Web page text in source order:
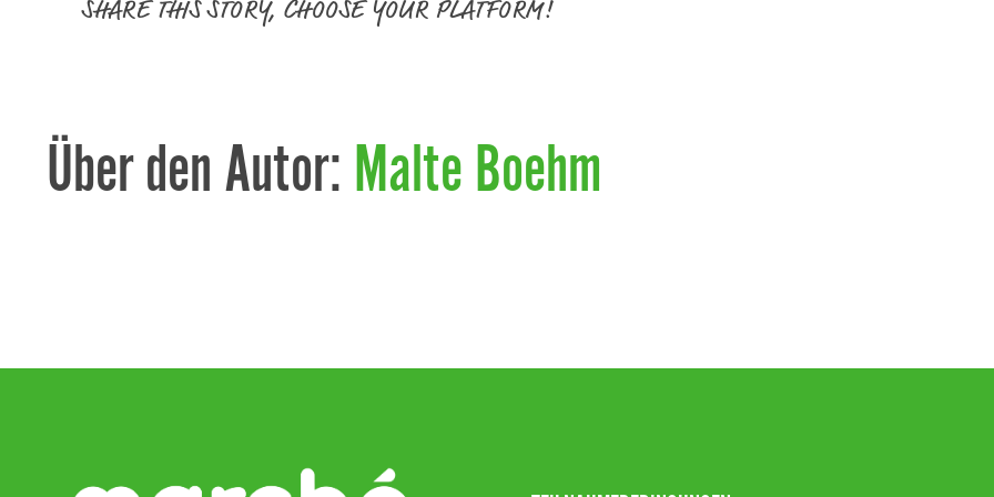
SHARE THIS STORY, CHOOSE YOUR PLATFORM!
Über den Autor: Malte Boehm